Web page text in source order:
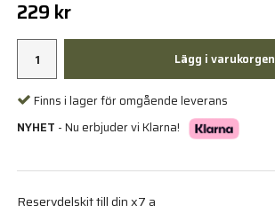
229 kr
Lägg i varukorgen
Finns i lager för omgående leverans
NYHET - Nu erbjuder vi Klarna!
Reservdelskit till din x7 a